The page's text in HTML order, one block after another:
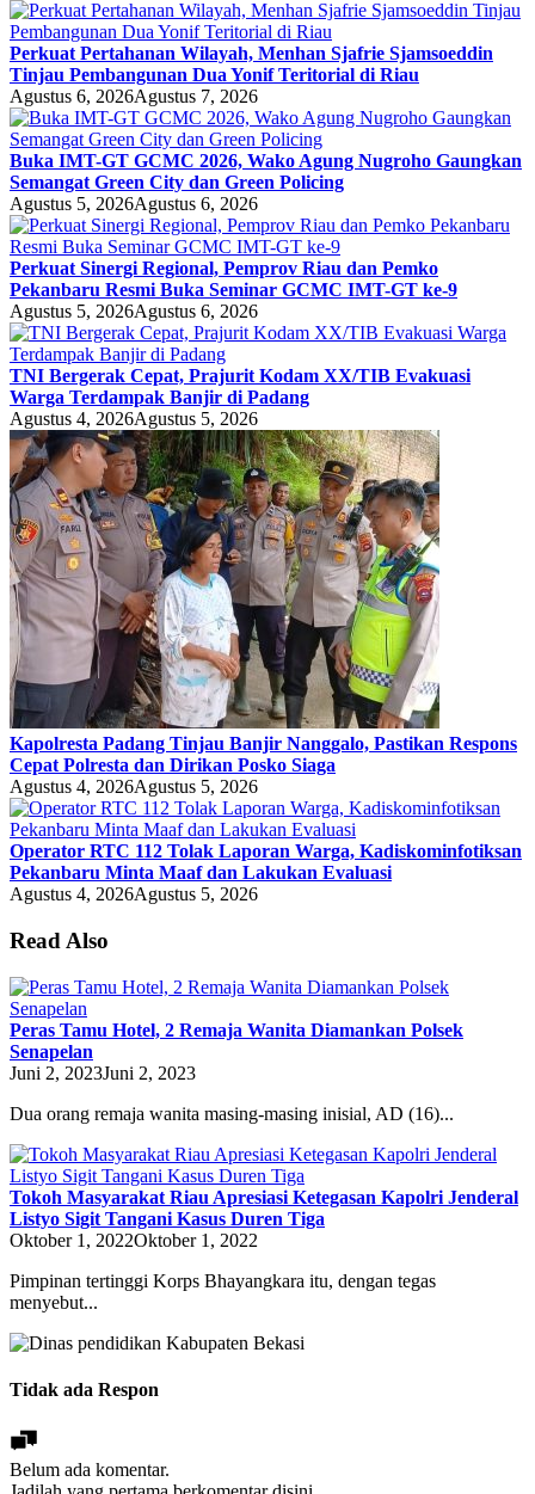
Perkuat Pertahanan Wilayah, Menhan Sjafrie Sjamsoeddin
Tinjau Pembangunan Dua Yonif Teritorial di Riau
Agustus 6, 2026Agustus 7, 2026
Buka IMT-GT GCMC 2026, Wako Agung Nugroho Gaungkan
Semangat Green City dan Green Policing
Agustus 5, 2026Agustus 6, 2026
Perkuat Sinergi Regional, Pemprov Riau dan Pemko
Pekanbaru Resmi Buka Seminar GCMC IMT-GT ke-9
Agustus 5, 2026Agustus 6, 2026
TNI Bergerak Cepat, Prajurit Kodam XX/TIB Evakuasi
Warga Terdampak Banjir di Padang
Agustus 4, 2026Agustus 5, 2026
Kapolresta Padang Tinjau Banjir Nanggalo, Pastikan Respons
Cepat Polresta dan Dirikan Posko Siaga
Agustus 4, 2026Agustus 5, 2026
Operator RTC 112 Tolak Laporan Warga, Kadiskominfotiksan
Pekanbaru Minta Maaf dan Lakukan Evaluasi
Agustus 4, 2026Agustus 5, 2026
Read Also
Peras Tamu Hotel, 2 Remaja Wanita Diamankan Polsek
Senapelan
Juni 2, 2023Juni 2, 2023
Dua orang remaja wanita masing-masing inisial, AD (16)...
Tokoh Masyarakat Riau Apresiasi Ketegasan Kapolri Jenderal
Listyo Sigit Tangani Kasus Duren Tiga
Oktober 1, 2022Oktober 1, 2022
Pimpinan tertinggi Korps Bhayangkara itu, dengan tegas
menyebut...
Tidak ada Respon
Belum ada komentar.